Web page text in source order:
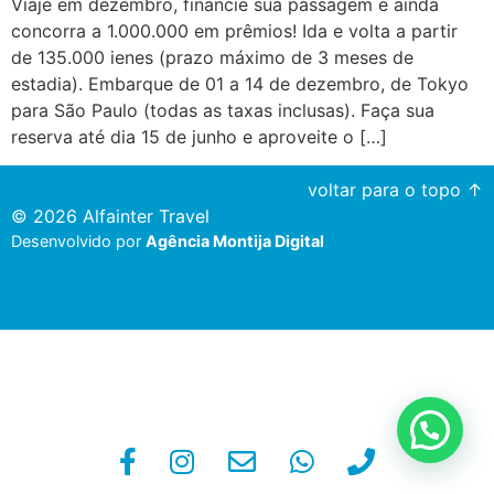
concorra a 1.000.000 em prêmios! Ida e volta a partir
de 135.000 ienes (prazo máximo de 3 meses de
estadia). Embarque de 01 a 14 de dezembro, de Tokyo
para São Paulo (todas as taxas inclusas). Faça sua
reserva até dia 15 de junho e aproveite o […]
voltar para o topo ↑
© 2026 Alfainter Travel
Desenvolvido por Agência Montija Digital